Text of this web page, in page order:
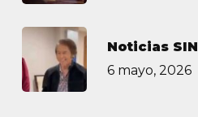
Noticias SIN
6 mayo, 2026